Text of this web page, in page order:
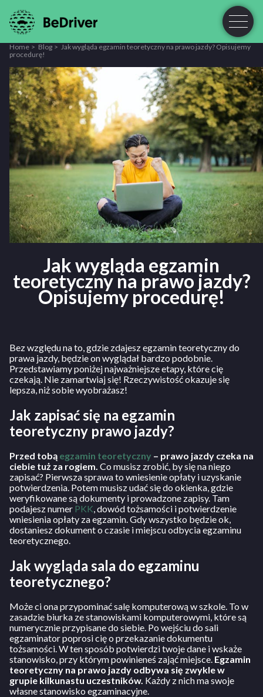
Home Blog
Jak wygląda egzamin teoretyczny na prawo jazdy? Opisujemy
procedurę!
Jak wygląda egzamin
teoretyczny na prawo jazdy?
Opisujemy procedurę!
Bez względu na to, gdzie zdajesz egzamin teoretyczny do
prawa jazdy, będzie on wyglądał bardzo podobnie.
Przedstawiamy poniżej najważniejsze etapy, które cię
czekają. Nie zamartwiaj się! Rzeczywistość okazuje się
lepsza, niż sobie wyobrażasz!
Jak zapisać się na egzamin
teoretyczny prawo jazdy?
Przed tobą egzamin teoretyczny – prawo jazdy czeka na
ciebie tuż za rogiem. Co musisz zrobić, by się na niego
zapisać? Pierwsza sprawa to wniesienie opłaty i uzyskanie
potwierdzenia. Potem musisz udać się do okienka, gdzie
weryfikowane są dokumenty i prowadzone zapisy. Tam
podajesz numer PKK, dowód tożsamości i potwierdzenie
wniesienia opłaty za egzamin. Gdy wszystko będzie ok,
dostaniesz dokument o czasie i miejscu odbycia egzaminu
teoretycznego.
Jak wygląda sala do egzaminu
teoretycznego?
Może ci ona przypominać salę komputerową w szkole. To w
zasadzie biurka ze stanowiskami komputerowymi, które są
numerycznie przypisane do siebie. Po wejściu do sali
egzaminator poprosi cię o przekazanie dokumentu
tożsamości. W ten sposób potwierdzi twoje dane i wskaże
stanowisko, przy którym powinieneś zająć miejsce. Egzamin
teoretyczny na prawo jazdy odbywa się zwykle w
grupie kilkunastu uczestników. Każdy z nich ma swoje
własne stanowisko egzaminacyjne.